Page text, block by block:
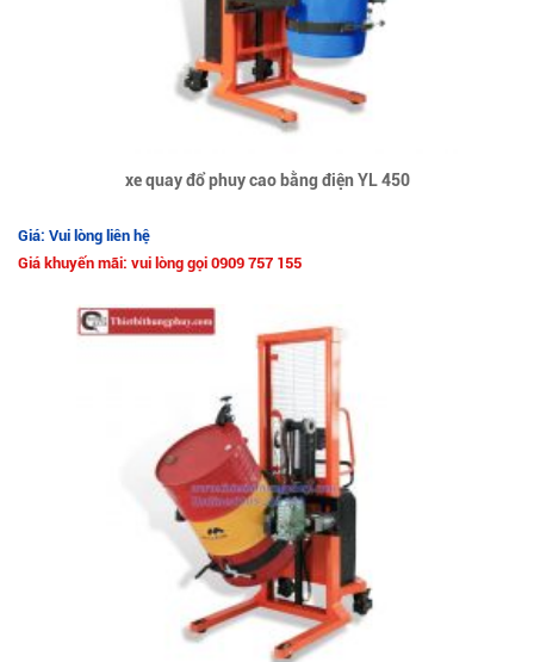
xe quay đổ phuy cao bằng điện YL 450
Giá: Vui lòng liên hệ
Giá khuyến mãi: vui lòng gọi 0909 757 155